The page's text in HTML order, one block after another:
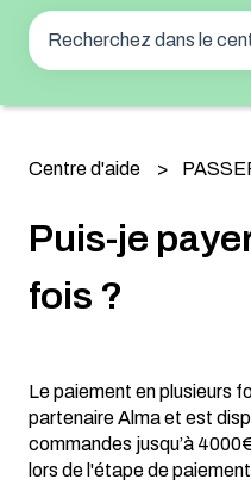
Centre d'aide
Puis-je
fois ?
Le paiement en plusieurs
partenaire Alma et est
commandes jusqu’à
lors de l'étape de